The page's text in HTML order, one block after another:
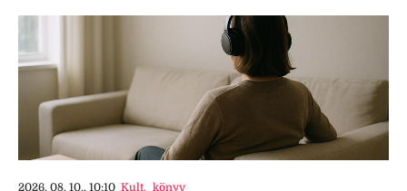
2026. 08. 10., 10:10 Kult, könyv